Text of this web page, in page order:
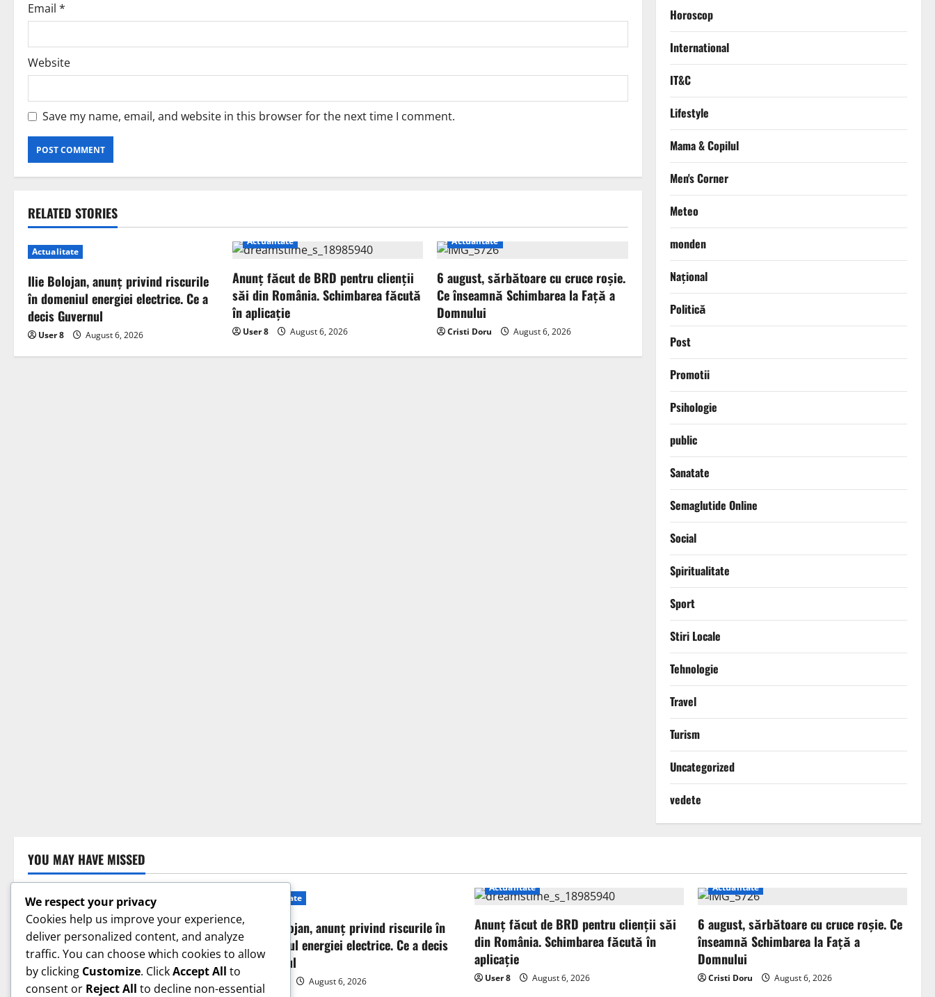
Email *
Website
Save my name, email, and website in this browser for the next time I comment.
RELATED STORIES
Actualitate
Ilie Bolojan, anunț privind riscurile
în domeniul energiei electrice. Ce a
decis Guvernul
User 8 August 6, 2026
Actualitate
Anunț făcut de BRD pentru clienții
săi din România. Schimbarea făcută
în aplicație
User 8 August 6, 2026
Actualitate
6 august, sărbătoare cu cruce roșie.
Ce înseamnă Schimbarea la Față a
Domnului
Cristi Doru August 6, 2026
Horoscop
International
IT&C
Lifestyle
Mama & Copilul
Men's Corner
Meteo
monden
Național
Politică
Post
Promotii
Psihologie
public
Sanatate
Semaglutide Online
Social
Spiritualitate
Sport
Stiri Locale
Tehnologie
Travel
Turism
Uncategorized
vedete
YOU MAY HAVE MISSED
Sanatate
Actualitate
Ilie Bolojan, anunț privind riscurile în
domeniul energiei electrice. Ce a decis
Guvernul
User 8 August 6, 2026
Actualitate
Anunț făcut de BRD pentru clienții săi
din România. Schimbarea făcută în
aplicație
User 8 August 6, 2026
Actualitate
6 august, sărbătoare cu cruce roșie. Ce
înseamnă Schimbarea la Față a
Domnului
Cristi Doru August 6, 2026
We respect your privacy
Cookies help us improve your experience,
deliver personalized content, and analyze
traffic. You can choose which cookies to allow
by clicking Customize. ClickAccept All to
consent or Reject All to decline non-essential